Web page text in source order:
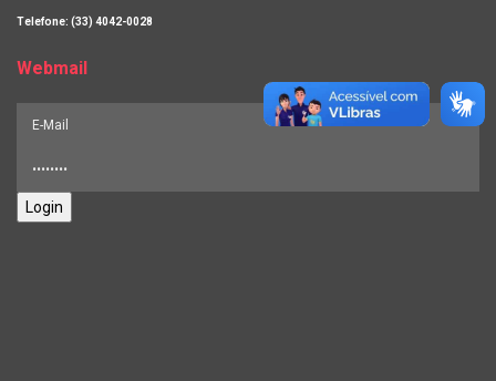
Telefone: (33) 4042-0028
Webmail
Login